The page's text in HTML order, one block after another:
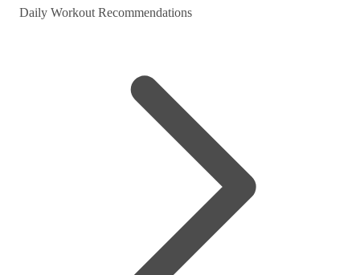
Daily Workout Recommendations